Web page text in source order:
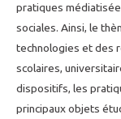
pratiques
sociales. Ainsi, le
technologies et des
scolaires,
dispositifs, les
principaux objets